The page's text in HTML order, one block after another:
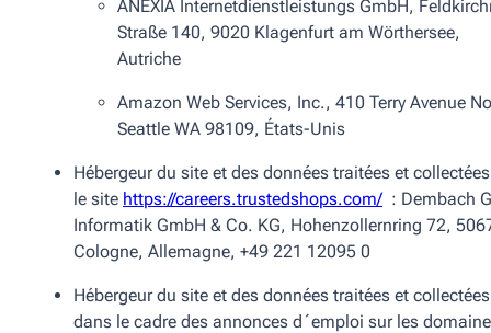
ANEXIA Internetdienstleistungs GmbH,
Straße 140, 9020 Klagenfurt am Wörthersee,
Autriche
Amazon Web Services, Inc., 410 Terry Avenue
Seattle WA 98109, États-Unis
Hébergeur du site et des données traitées et
le site https://careers.trustedshops.com/ : Dembach
Informatik GmbH & Co. KG, Hohenzollernring 72,
Cologne, Allemagne, +49 221 12095 0
Hébergeur du site et des données traitées et collectées
dans le cadre des annonces d´emploi sur les